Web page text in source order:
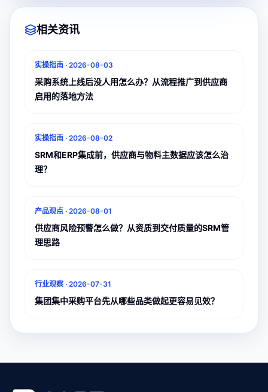
相关资讯
实操指南 · 2026-08-03
采购系统上线后没人用怎么办？从流程推广到供应商
启用的落地方法
实操指南 · 2026-08-02
SRM和ERP集成前，供应商与物料主数据应该怎么治
理？
产品观点 · 2026-08-01
供应商风险预警怎么做？从资质到交付质量的SRM管
理思路
行业观察 · 2026-07-31
集团集中采购平台先从哪些品类做起更容易见效？